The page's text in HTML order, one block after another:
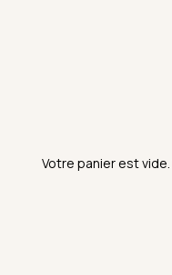
Votre panier est vide.